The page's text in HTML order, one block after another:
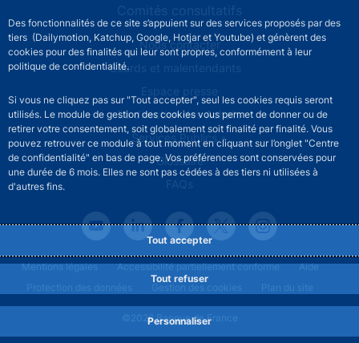
Des fonctionnalités de ce site s’appuient sur des services proposés par des
tiers (Dailymotion, Katchup, Google, Hotjar et Youtube) et génèrent des
cookies pour des finalités qui leur sont propres, conformément à leur
politique de confidentialité.
Si vous ne cliquez pas sur "Tout accepter", seul les cookies requis seront
utilisés. Le module de gestion des cookies vous permet de donner ou de
retirer votre consentement, soit globalement soit finalité par finalité. Vous
pouvez retrouver ce module à tout moment en cliquant sur l’onglet "Centre
de confidentialité" en bas de page. Vos préférences sont conservées pour
une durée de 6 mois. Elles ne sont pas cédées à des tiers ni utilisées à
d'autres fins.
Tout accepter
Tout refuser
Personnaliser
Comités consultatifs
Footer secondary menuNous contacter
Sourds et malentendants
Espace presse
La direction des Achats
Services Publics +
Glossaire
FAQs
©2026 Banque de France
Footer legal notice menu
Mentions légales Accessibilité partiellement conforme
Aide
Protection des données
Gestion des cookies Plan du site